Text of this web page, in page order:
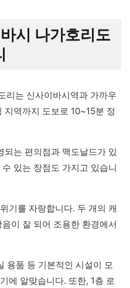
시 나가호리도
리는 신사이바시역과 가까우
지역까지 도보로 10~15분 정
는 편의점과 맥도날드가 있
있는 장점도 가지고 있습니
기를 자랑합니다. 두 개의 캐
이 잘 되어 조용한 환경에서
용품 등 기본적인 시설이 모
에 알맞습니다. 또한, 1층 로